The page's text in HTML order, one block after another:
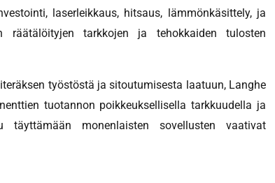
laserleikkaus, hitsaus, lämmönkäsittely, ja
räätälöityjen tarkkojen ja tehokkaiden tulosten
työstöstä ja sitoutumisesta laatuun, Langhe
tuotannon poikkeuksellisella tarkkuudella ja
täyttämään monenlaisten sovellusten vaativat